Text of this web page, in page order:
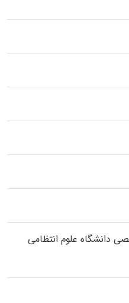
داﻧﺸﮕﺎه ﻋﻠﻮم انتظامی